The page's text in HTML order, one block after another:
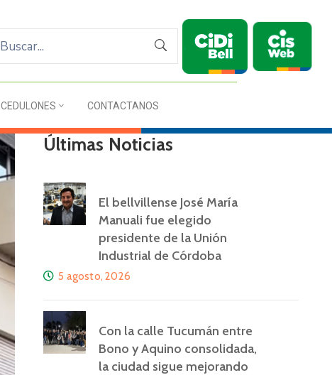
CEDULONES CONTACTANOS
Últimas Noticias
El bellvillense José María
Manuali fue elegido
presidente de la Unión
Industrial de Córdoba
5 agosto, 2026
Con la calle Tucumán entre
Bono y Aquino consolidada,
la ciudad sigue mejorando